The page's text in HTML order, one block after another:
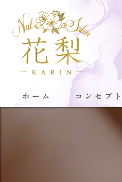
ホーム コンセプト